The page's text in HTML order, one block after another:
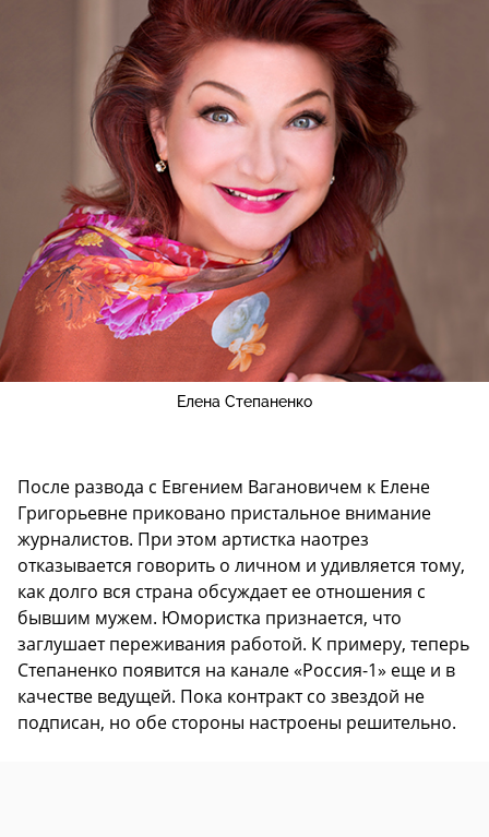
Елена Степаненко
После развода с Евгением Вагановичем к Елене
Григорьевне приковано пристальное внимание
журналистов. При этом артистка наотрез
отказывается говорить о личном и удивляется тому,
как долго вся страна обсуждает ее отношения с
бывшим мужем. Юмористка признается, что
заглушает переживания работой. К примеру, теперь
Степаненко появится на канале «Россия-1» еще и в
качестве ведущей. Пока контракт со звездой не
подписан, но обе стороны настроены решительно.